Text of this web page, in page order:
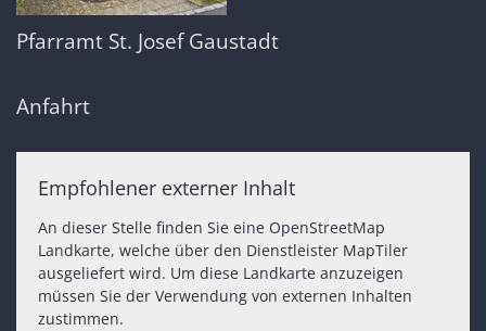
Pfarramt St. Josef Gaustadt
Anfahrt
Empfohlener externer Inhalt
An dieser Stelle finden Sie eine OpenStreetMap
Landkarte, welche über den Dienstleister MapTiler
ausgeliefert wird. Um diese Landkarte anzuzeigen
müssen Sie der Verwendung von externen Inhalten
zustimmen.